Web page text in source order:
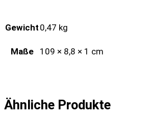
Gewicht 0,47 kg
Maße 109 × 8,8 × 1 cm
Ähnliche Produkte